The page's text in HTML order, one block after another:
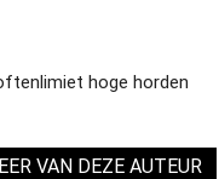
hoge horden
VAN DEZE AUTEUR